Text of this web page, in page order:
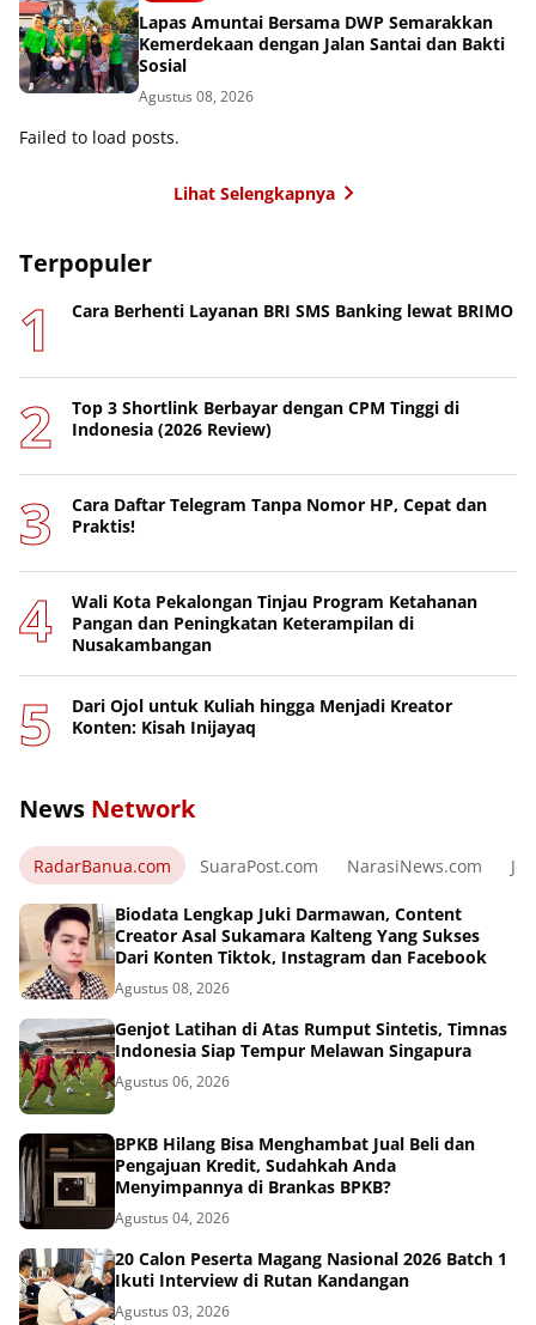
Lapas Amuntai Bersama DWP Semarakkan
Kemerdekaan dengan Jalan Santai dan Bakti
Sosial
Agustus 08, 2026
Failed to load posts.
Lihat Selengkapnya
Terpopuler
Cara Berhenti Layanan BRI SMS Banking lewat BRIMO
Top 3 Shortlink Berbayar dengan CPM Tinggi di
Indonesia (2026 Review)
Cara Daftar Telegram Tanpa Nomor HP, Cepat dan
Praktis!
Wali Kota Pekalongan Tinjau Program Ketahanan
Pangan dan Peningkatan Keterampilan di
Nusakambangan
Dari Ojol untuk Kuliah hingga Menjadi Kreator
Konten: Kisah Inijayaq
News Network
RadarBanua.com SuaraPost.com NarasiNews.com
Biodata Lengkap Juki Darmawan, Content
Creator Asal Sukamara Kalteng Yang Sukses
Dari Konten Tiktok, Instagram dan Facebook
Agustus 08, 2026
Genjot Latihan di Atas Rumput Sintetis, Timnas
Indonesia Siap Tempur Melawan Singapura
Agustus 06, 2026
BPKB Hilang Bisa Menghambat Jual Beli dan
Pengajuan Kredit, Sudahkah Anda
Menyimpannya di Brankas BPKB?
Agustus 04, 2026
20 Calon Peserta Magang Nasional 2026 Batch 1
Ikuti Interview di Rutan Kandangan
Agustus 03, 2026